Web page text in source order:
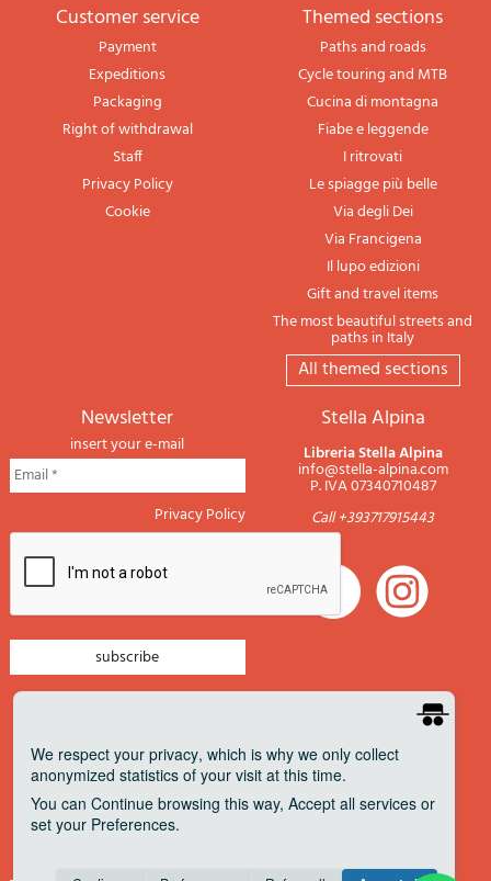
Customer service
Payment
Expeditions
Packaging
Right of withdrawal
Staff
Privacy Policy
Cookie
themed sections
Paths and roads
Cycle touring and MTB
Cucina di montagna
Fiabe e leggende
I ritrovati
Le spiagge più belle
Via degli Dei
Via Francigena
Il lupo edizioni
Gift and travel items
The most beautiful streets and
paths in Italy
All themed sections
newsletter
insert your e-mail
Privacy Policy
newsletter travels
newsletter military
Stella Alpina
Libreria Stella Alpina
info@stella-alpina.com
P. IVA 07340710487
Call +393717915443
We respect your privacy, which is why we only collect
anonymized statistics of your visit at this time.
You can Continue browsing this way, Accept all services or
set your Preferences.